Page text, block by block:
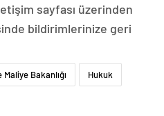
sayfası üzerinden
bildirimlerinize geri
Maliye Bakanlığı Hukuk